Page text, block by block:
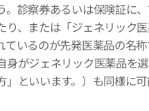
診察券あるいは保険証に
、または「ジェネリック
いるのが先発医薬品の名
がジェネリック医薬品を
といいます。）も同様に可